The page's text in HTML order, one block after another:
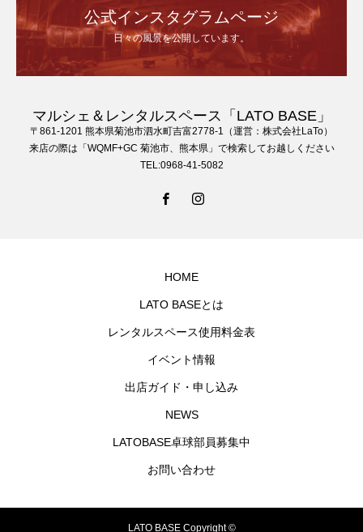
公式インスタグラムページ
日々の風景を公開しています。
マルシェ＆レンタルスペース「LATO BASE」
〒861-1201 熊本県菊池市泗水町吉富2778-1（運営：株式会社LaTo）
来店の際は「WQMF+GC 菊池市、熊本県」で検索してお越しください
TEL:0968-41-5082
HOME
LATO BASEとは
レンタルスペース使用料金表
イベント情報
出店ガイド・申し込み
NEWS
LATOBASE卓球部員募集中
お問い合わせ
LATO BASE Copyright ©